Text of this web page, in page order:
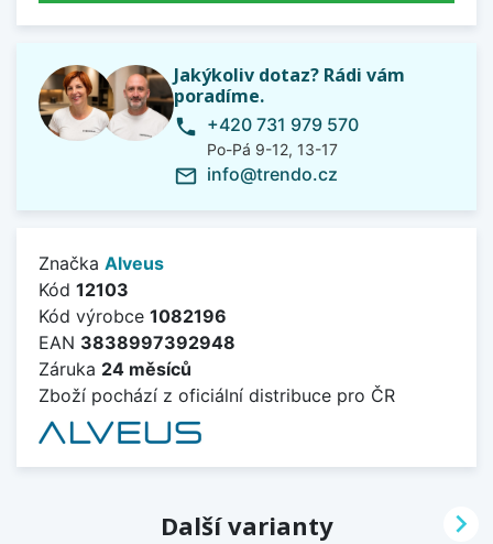
Jakýkoliv dotaz? Rádi vám
poradíme.
phone +420 731 979 570
Po-Pá 9-12, 13-17
mail_outline info@trendo.cz
Značka Alveus
Kód 12103
Kód výrobce 1082196
EAN 3838997392948
Záruka 24 měsíců
Zboží pochází z oficiální distribuce pro ČR
Další varianty 